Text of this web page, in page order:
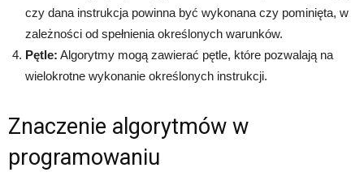
czy dana instrukcja powinna być wykonana czy pominięta, w
zależności od spełnienia określonych warunków.
Pętle: Algorytmy mogą zawierać pętle, które pozwalają na
wielokrotne wykonanie określonych instrukcji.
Znaczenie algorytmów w
programowaniu